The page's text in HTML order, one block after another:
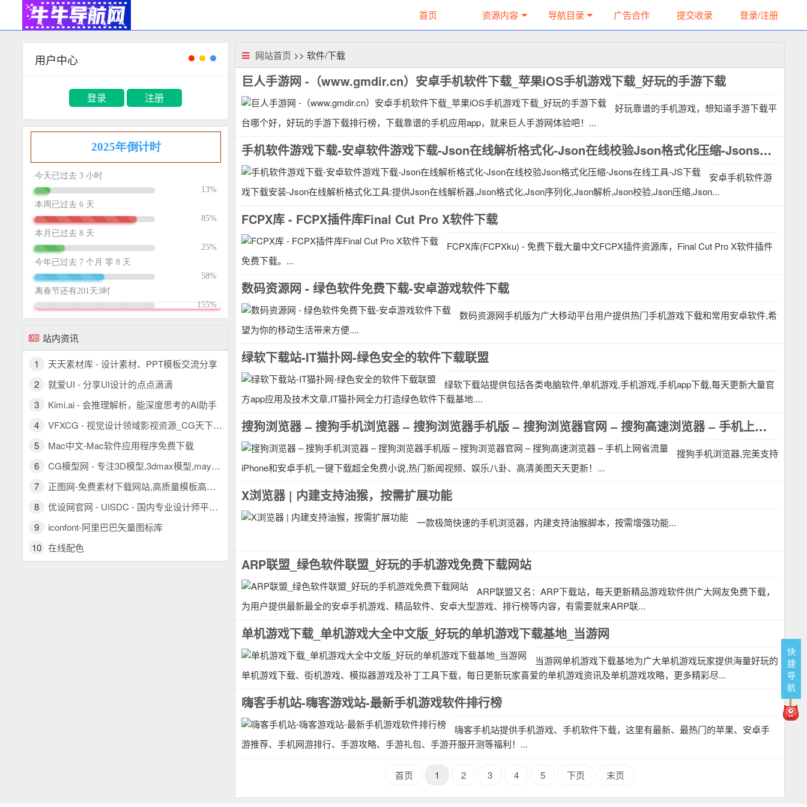
首页 资源内容 导航目录 广告合作 提交收录 登录/注册
网站首页 >> 软件/下载
巨人手游网 -（www.gmdir.cn）安卓手机软件下载_苹果iOS手机游戏下载_好玩的手游下载
好玩靠谱的手机游戏，想知道手游下载平
台哪个好，好玩的手游下载排行榜，下载靠谱的手机应用app，就来巨人手游网体验吧！...
手机软件游戏下载-安卓软件游戏下载-Json在线解析格式化-Json在线校验Json格式化压缩-Jsons在线工具-JS下载
安卓手机软件游
戏下载安装-Json在线解析格式化工具:提供Json在线解析器,Json格式化,Json序列化,Json解析,Json校验,Json压缩,Json...
FCPX库 - FCPX插件库Final Cut Pro X软件下载
FCPX库(FCPXku) - 免费下载大量中文FCPX插件资源库，Final Cut Pro X软件插件
免费下载。...
数码资源网 - 绿色软件免费下载-安卓游戏软件下载
数码资源网手机版为广大移动平台用户提供热门手机游戏下载和常用安卓软件,希
望为你的移动生活带来方便....
绿软下载站-IT猫扑网-绿色安全的软件下载联盟
绿软下载站提供包括各类电脑软件,单机游戏,手机游戏,手机app下载,每天更新大量官
方app应用及技术文章,IT猫扑网全力打造绿色软件下载基地....
搜狗浏览器 – 搜狗手机浏览器 – 搜狗浏览器手机版 – 搜狗浏览器官网 – 搜狗高速浏览器 – 手机上网省流量
搜狗手机浏览器,完美支持
iPhone和安卓手机,一键下载超全免费小说,热门新闻视频、娱乐八卦、高清美图天天更新！...
X浏览器 | 内建支持油猴，按需扩展功能
一款极简快速的手机浏览器，内建支持油猴脚本，按需增强功能...
ARP联盟_绿色软件联盟_好玩的手机游戏免费下载网站
ARP联盟又名：ARP下载站，每天更新精品游戏软件供广大网友免费下载，
为用户提供最新最全的安卓手机游戏、精品软件、安卓大型游戏、排行榜等内容，有需要就来ARP联...
单机游戏下载_单机游戏大全中文版_好玩的单机游戏下载基地_当游网
当游网单机游戏下载基地为广大单机游戏玩家提供海量好玩的
单机游戏下载、街机游戏、模拟器游戏及补丁工具下载，每日更新玩家喜爱的单机游戏资讯及单机游戏攻略，更多精彩尽...
嗨客手机站-嗨客游戏站-最新手机游戏软件排行榜
嗨客手机站提供手机游戏、手机软件下载，这里有最新、最热门的苹果、安卓手
游推荐、手机网游排行、手游攻略、手游礼包、手游开服开测等福利！...
首页 1 2 3 4 5 下页 末页
用户中心
登录 注册
站内资讯
1
天天素材库 - 设计素材、PPT模板交流分享
2
就爱UI - 分享UI设计的点点滴滴
3
Kimi.ai - 会推理解析，能深度思考的AI助手
4
VFXCG - 视觉设计领域影视资源_CG天下 PR模板/AE模板/FCPX插件/视频素材
5
Mac中文-Mac软件应用程序免费下载
6
CG模型网 - 专注3D模型,3dmax模型,maya模型,c4d模型,优质三维模型素材下载
7
正图网-免费素材下载网站,高质量模板高清图片设计素材图库
8
优设网官网 - UISDC - 国内专业设计师平台 - 看设计文章，学AIGC教程，找灵感素材，尽在优设网！
9
iconfont-阿里巴巴矢量图标库
10 在线配色
快
捷
导
航